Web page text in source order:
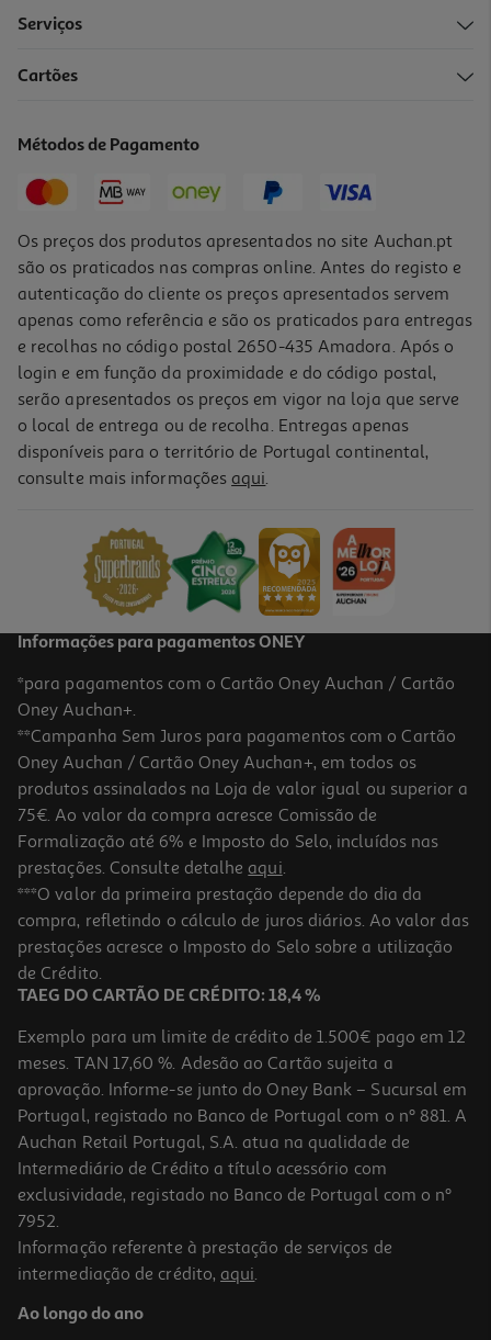
Serviços
Cartões
Métodos de Pagamento
Os preços dos produtos apresentados no site Auchan.pt
são os praticados nas compras online. Antes do registo e
autenticação do cliente os preços apresentados servem
apenas como referência e são os praticados para entregas
e recolhas no código postal 2650-435 Amadora. Após o
login e em função da proximidade e do código postal,
serão apresentados os preços em vigor na loja que serve
o local de entrega ou de recolha. Entregas apenas
disponíveis para o território de Portugal continental,
consulte mais informações aqui.
Informações para pagamentos ONEY
*para pagamentos com o Cartão Oney Auchan / Cartão
Oney Auchan+.
**Campanha Sem Juros para pagamentos com o Cartão
Oney Auchan / Cartão Oney Auchan+, em todos os
produtos assinalados na Loja de valor igual ou superior a
75€. Ao valor da compra acresce Comissão de
Formalização até 6% e Imposto do Selo, incluídos nas
prestações. Consulte detalhe aqui.
***O valor da primeira prestação depende do dia da
compra, refletindo o cálculo de juros diários. Ao valor das
prestações acresce o Imposto do Selo sobre a utilização
de Crédito.
TAEG DO CARTÃO DE CRÉDITO: 18,4 %
Exemplo para um limite de crédito de 1.500€ pago em 12
meses. TAN 17,60 %. Adesão ao Cartão sujeita a
aprovação. Informe-se junto do Oney Bank – Sucursal em
Portugal, registado no Banco de Portugal com o nº 881. A
Auchan Retail Portugal, S.A. atua na qualidade de
Intermediário de Crédito a título acessório com
exclusividade, registado no Banco de Portugal com o nº
7952.
Informação referente à prestação de serviços de
intermediação de crédito, aqui.
Ao longo do ano